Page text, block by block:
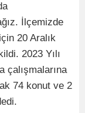
İlçemizde
20 Aralık
2023 Yılı
çalışmalarına
74 konut ve 2